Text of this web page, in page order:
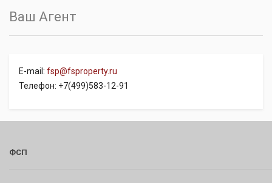
Ваш Агент
E-mail: fsp@fsproperty.ru
Телефон: +7(499)583-12-91
ФСП